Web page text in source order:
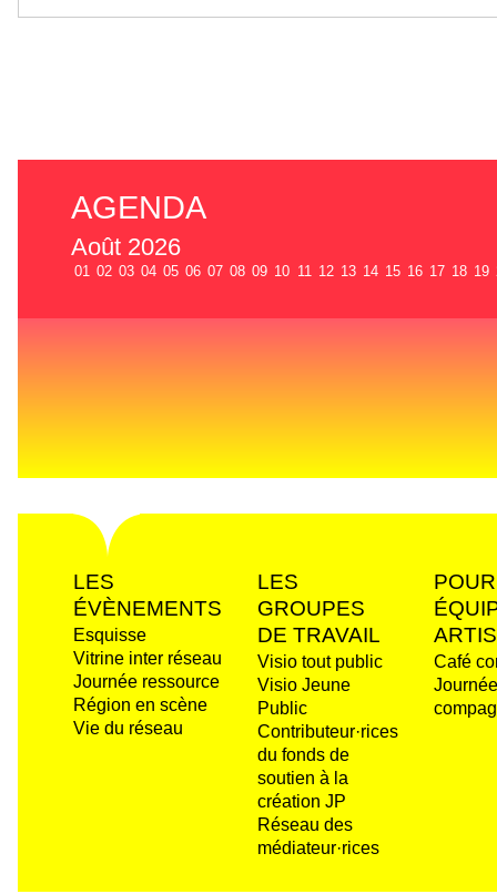
AGENDA
Août 2026
01 02 03 04 05 06 07 08 09 10 11 12 13 14 15 16 17 18 19
LES
ÉVÈNEMENTS
Esquisse
Vitrine inter réseau
Journée ressource
Région en scène
Vie du réseau
LES
GROUPES
DE TRAVAIL
Visio tout public
Visio Jeune
Public
Contributeur·rices
du fonds de
soutien à la
création JP
Réseau des
médiateur·rices
Café
Journée